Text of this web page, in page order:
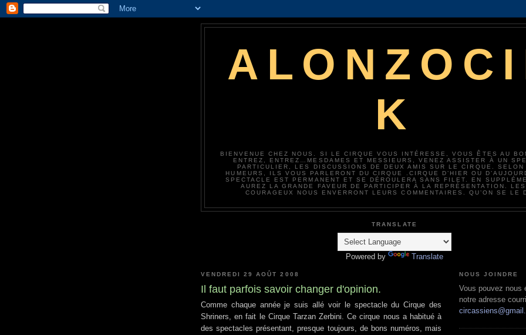
K
BIENVENUE CHEZ NOUS. SI LE CIRQUE VOUS INTÉRESSE, VOUS ÊTES AU
ENTREZ, ENTREZ…MESDAMES ET MESSIEURS, VENEZ ASSISTER À UN
PARTICULIER, LES DISCUSSIONS DE DEUX AMIS SUR LE CIRQUE. SELON
HUMEURS, ILS VOUS PARLERONT DU CIRQUE .CIRQUE D’HIER OU
SPECTACLE EST PERMANENT ET SE DÉROULERA SANS FILET. EN
AUREZ LA GRANDE FAVEUR DE PARTICIPER À LA REPRÉSENTATION.
COURAGEUX NOUS ENVERRONT LEURS COMMENTAIRES. QU’ON SE LE
TRANSLATE
Powered by Translate
VENDREDI 29 AOÛT 2008
Il faut parfois savoir changer d'opinion.
Comme chaque année je suis allé voir le spectacle du Cirque des
Shriners, en fait le Cirque Tarzan Zerbini. Ce cirque nous a habitué à
des spectacles présentant, presque toujours, de bons numéros, mais
NOUS JOINDRE
Vous pouvez nous
notre adresse